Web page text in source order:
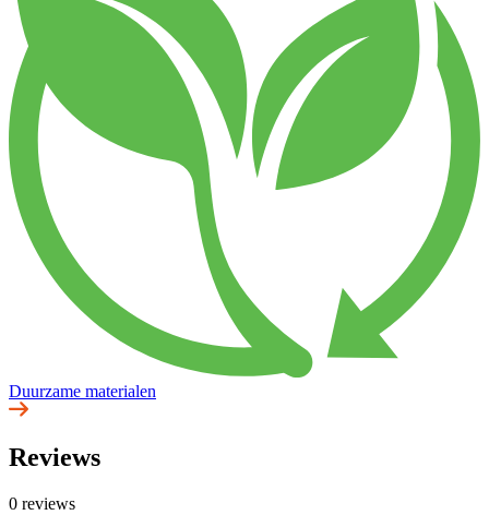
Duurzame materialen
Reviews
0 reviews